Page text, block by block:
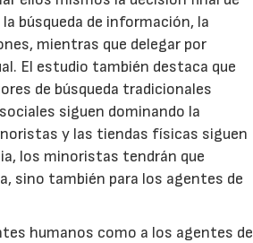
búsqueda de información, la
mientras que delegar por
El estudio también destaca que
de búsqueda tradicionales
siguen dominando la
y las tiendas físicas siguen
los minoristas tendrán que
sino también para los agentes de
humanos como a los agentes de